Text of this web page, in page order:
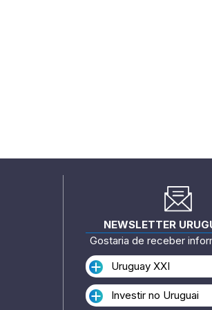
NEWSLETTER
Gostaria de receber
Uruguay XXI
Investir no Uruguai